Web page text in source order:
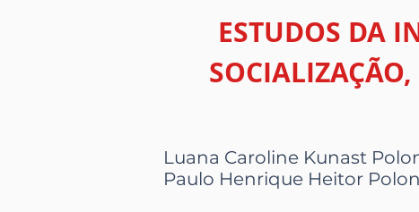
ESTUDOS DA
Luana Caroline Kunast
Paulo Henrique Heitor Polon